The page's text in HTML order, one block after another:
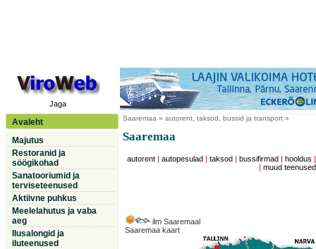
Jaga
Avaleht
Majutus
Restoranid ja
söögikohad
Sanatooriumid ja
terviseteenused
Aktiivne puhkus
Meelelahutus ja vaba
aeg
Ilusalongid ja
iluteenused
Saaremaa » autorent, taksod, bussid ja transport »
Saaremaa
autorent| autopesulad taksod bussifirmad hooldus
|muud teenused
ilm Saaremaal
Saaremaa kaart